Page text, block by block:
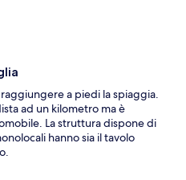
a piedi la spiaggia.
ad un kilometro ma è
La struttura dispone di
hanno sia il tavolo